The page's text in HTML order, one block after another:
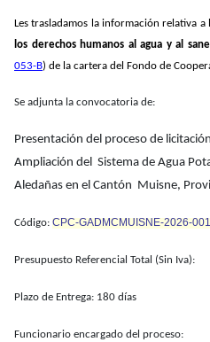
Les trasladamos la información relativa
los derechos humanos al agua y al
053-B) de la cartera del Fondo de
Se adjunta la convocatoria de:
Presentación del proceso de
Ampliación del Sistema de Agua
Aledañas en el Cantón Muisne,
Código: CPC-GADMCMUISNE-2026-001
Presupuesto Referencial Total (Sin Iva):
Plazo de Entrega: 180 días
Funcionario encargado del proceso: